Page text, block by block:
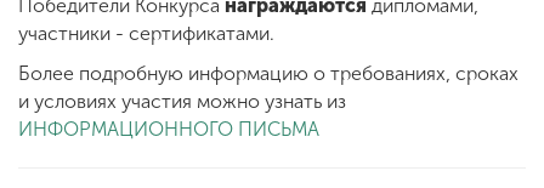
Победители Конкурса награждаются дипломами,
участники - сертификатами.
Более подробную информацию о требованиях, сроках
и условиях участия можно узнать из
ИНФОРМАЦИОННОГО ПИСЬМА